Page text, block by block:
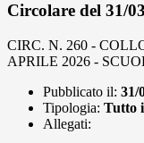
Circolare del 31/
CIRC. N. 260 -
APRILE 2026 -
Pubblicato il: 31/
Tipologia: Tutto
Allegati: